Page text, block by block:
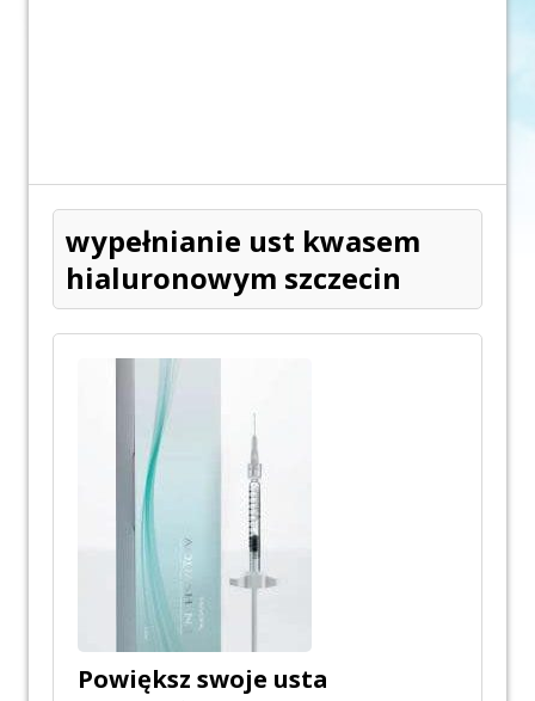
wypełnianie ust kwasem
hialuronowym szczecin
Powiększ swoje usta